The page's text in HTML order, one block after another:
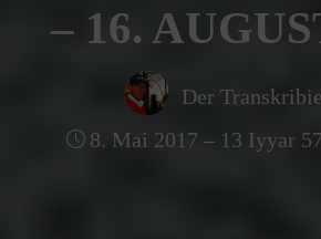
– 16.
Der
8. Mai 2017 – 13 Iyyar